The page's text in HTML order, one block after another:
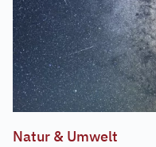
Natur & Umwelt